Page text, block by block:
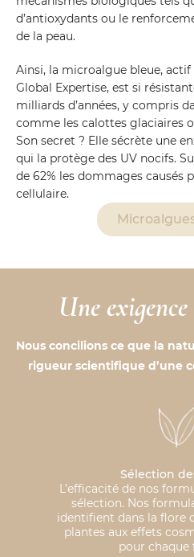
d’antioxydants ou le
de la peau.
Ainsi, la microalgue bleue,
Global Expertise, est si
milliards d’années, y compris
comme les calottes glaciaires
Son secret ? Elle sécrète une
qui la protège des UV nocifs.
de 62% les dommages causés
cellulaire.
Une
Nous concilions ce que la
rigueur scientifique d’une
Sélection
L’efficacité de nos
sélection. Nos
identifient dans la flore
plantes aux effets
pour chaque